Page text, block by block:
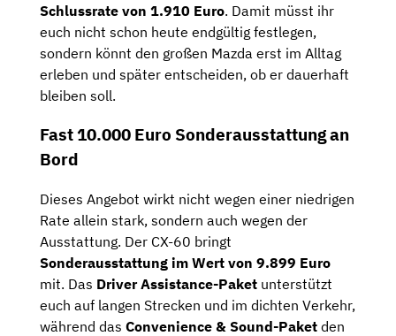
Schlussrate von 1.910 Euro. Damit müsst ihr
euch nicht schon heute endgültig festlegen,
sondern könnt den großen Mazda erst im Alltag
erleben und später entscheiden, ob er dauerhaft
bleiben soll.
Fast 10.000 Euro Sonderausstattung an
Bord
Dieses Angebot wirkt nicht wegen einer niedrigen
Rate allein stark, sondern auch wegen der
Ausstattung. Der CX-60 bringt
Sonderausstattung im Wert von 9.899 Euro
mit. Das Driver Assistance-Paket unterstützt
euch auf langen Strecken und im dichten Verkehr,
während das Convenience & Sound-Paket den